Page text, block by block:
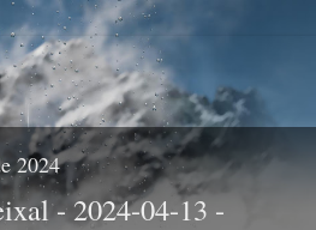
2024
- 2024-04-13 -